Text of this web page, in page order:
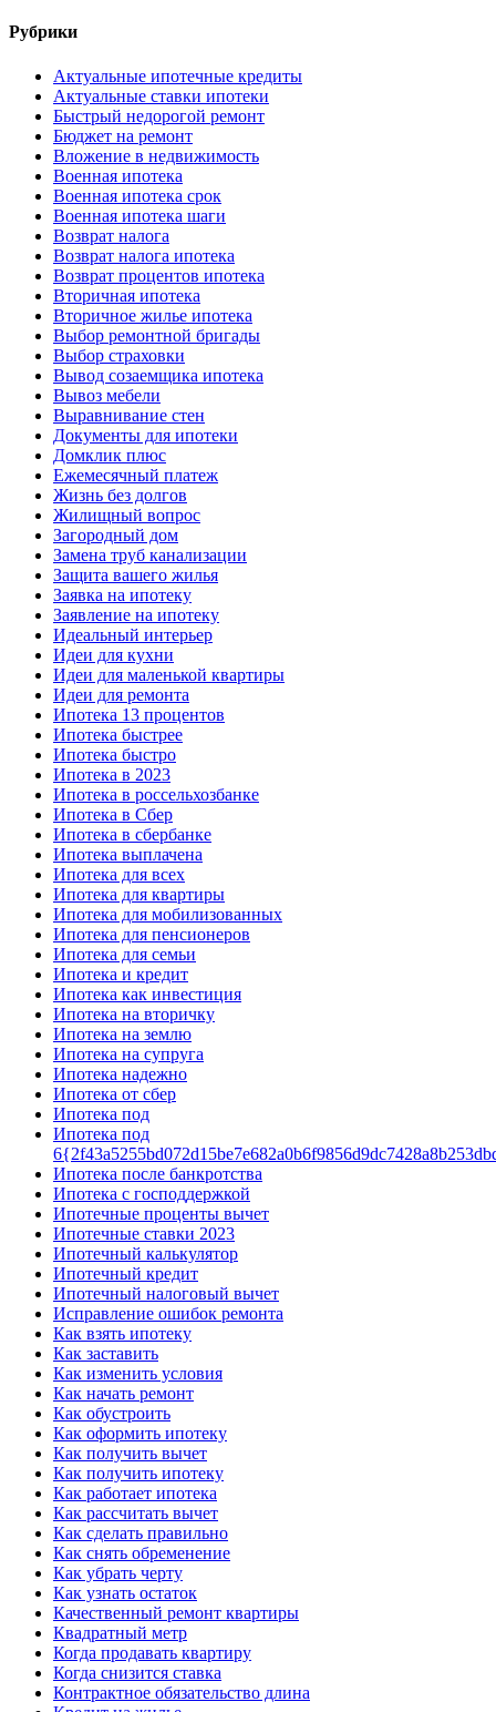
Рубрики
Актуальные ипотечные кредиты
Актуальные ставки ипотеки
Быстрый недорогой ремонт
Бюджет на ремонт
Вложение в недвижимость
Военная ипотека
Военная ипотека срок
Военная ипотека шаги
Возврат налога
Возврат налога ипотека
Возврат процентов ипотека
Вторичная ипотека
Вторичное жилье ипотека
Выбор ремонтной бригады
Выбор страховки
Вывод созаемщика ипотека
Вывоз мебели
Выравнивание стен
Документы для ипотеки
Домклик плюс
Ежемесячный платеж
Жизнь без долгов
Жилищный вопрос
Загородный дом
Замена труб канализации
Защита вашего жилья
Заявка на ипотеку
Заявление на ипотеку
Идеальный интерьер
Идеи для кухни
Идеи для маленькой квартиры
Идеи для ремонта
Ипотека 13 процентов
Ипотека быстрее
Ипотека быстро
Ипотека в 2023
Ипотека в россельхозбанке
Ипотека в Сбер
Ипотека в сбербанке
Ипотека выплачена
Ипотека для всех
Ипотека для квартиры
Ипотека для мобилизованных
Ипотека для пенсионеров
Ипотека для семьи
Ипотека и кредит
Ипотека как инвестиция
Ипотека на вторичку
Ипотека на землю
Ипотека на супруга
Ипотека надежно
Ипотека от сбер
Ипотека под
Ипотека под
Ипотека после банкротства
Ипотека с господдержкой
Ипотечные проценты вычет
Ипотечные ставки 2023
Ипотечный калькулятор
Ипотечный кредит
Ипотечный налоговый вычет
Исправление ошибок ремонта
Как взять ипотеку
Как заставить
Как изменить условия
Как начать ремонт
Как обустроить
Как оформить ипотеку
Как получить вычет
Как получить ипотеку
Как работает ипотека
Как рассчитать вычет
Как сделать правильно
Как снять обременение
Как убрать черту
Как узнать остаток
Качественный ремонт квартиры
Квадратный метр
Когда продавать квартиру
Когда снизится ставка
Контрактное обязательство длина